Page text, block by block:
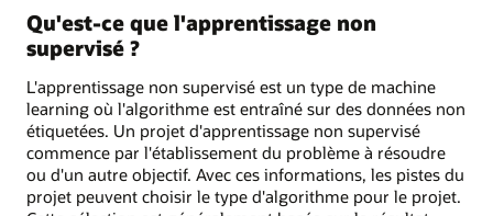
Qu'est-ce que l'apprentissage non
supervisé ?
L'apprentissage non supervisé est un type de machine
learning où l'algorithme est entraîné sur des données non
étiquetées. Un projet d'apprentissage non supervisé
commence par l'établissement du problème à résoudre
ou d'un autre objectif. Avec ces informations, les pistes du
projet peuvent choisir le type d'algorithme pour le projet.